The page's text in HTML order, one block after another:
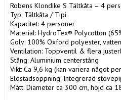
Robens Klondike S Tältkåta – 4
Typ: Tältkåta / Tipi
Kapacitet: 4 personer
Material: HydroTex® Polycotton
Golv: 100% Oxford polyester,
Ventilation: Toppventil & flera
Stång: Aluminium centerstång
Vikt: Ca 9,6 kg (kan variera något
Eldstadsöppning: Integrerad
Mått: Diameter ca 300 cm, höjd ca